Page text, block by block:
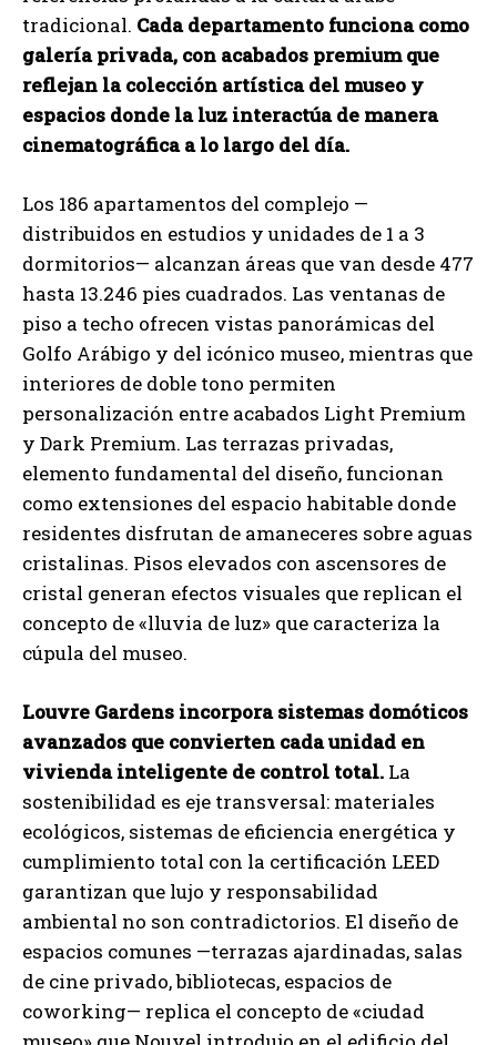
tradicional. Cada departamento funciona como
galería privada, con acabados premium que
reflejan la colección artística del museo y
espacios donde la luz interactúa de manera
cinematográfica a lo largo del día.
Los 186 apartamentos del complejo —
distribuidos en estudios y unidades de 1 a 3
dormitorios— alcanzan áreas que van desde 477
hasta 13.246 pies cuadrados. Las ventanas de
piso a techo ofrecen vistas panorámicas del
Golfo Arábigo y del icónico museo, mientras que
interiores de doble tono permiten
personalización entre acabados Light Premium
y Dark Premium. Las terrazas privadas,
elemento fundamental del diseño, funcionan
como extensiones del espacio habitable donde
residentes disfrutan de amaneceres sobre aguas
cristalinas. Pisos elevados con ascensores de
cristal generan efectos visuales que replican el
concepto de «lluvia de luz» que caracteriza la
cúpula del museo.
Louvre Gardens incorpora sistemas domóticos
avanzados que convierten cada unidad en
vivienda inteligente de control total. La
sostenibilidad es eje transversal: materiales
ecológicos, sistemas de eficiencia energética y
cumplimiento total con la certificación LEED
garantizan que lujo y responsabilidad
ambiental no son contradictorios. El diseño de
espacios comunes —terrazas ajardinadas, salas
de cine privado, bibliotecas, espacios de
coworking— replica el concepto de «ciudad